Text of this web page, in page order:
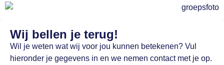
Wij bellen je terug!
Wil je weten wat wij voor jou kunnen betekenen? Vul
hieronder je gegevens in en we nemen contact met je op.